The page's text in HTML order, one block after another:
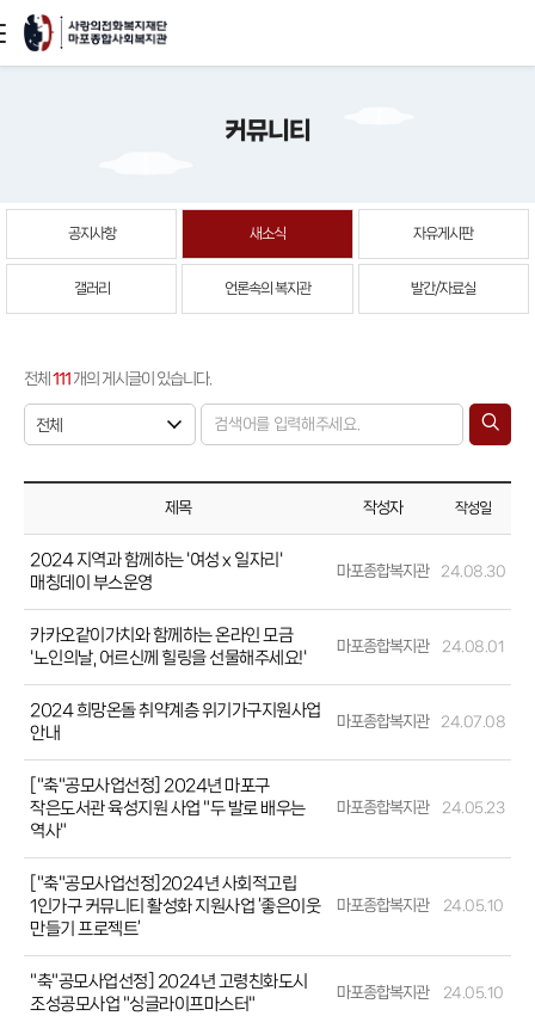
본문
커뮤니티
공지사항 새소식 자유게시판
갤러리 언론속의 복지관 발간/자료실
전체 111 개의 게시글이 있습니다.
제목 작성자 작성일
2024 지역과 함께하는 '여성 x 일자리'
매칭데이 부스운영
마포종합복지관 24.08.30
카카오같이가치와 함께하는 온라인 모금
'노인의날, 어르신께 힐링을 선물해주세요!'
마포종합복지관 24.08.01
2024 희망온돌 취약계층 위기가구지원사업
안내
마포종합복지관 24.07.08
["축"공모사업선정] 2024년 마포구
작은도서관 육성지원 사업 "두 발로 배우는
역사"
마포종합복지관 24.05.23
["축"공모사업선정]2024년 사회적고립
1인가구 커뮤니티 활성화 지원사업 ‘좋은이웃
만들기 프로젝트’
마포종합복지관 24.05.10
"축"공모사업선정] 2024년 고령친화도시
조성공모사업 "싱글라이프마스터"
마포종합복지관 24.05.10